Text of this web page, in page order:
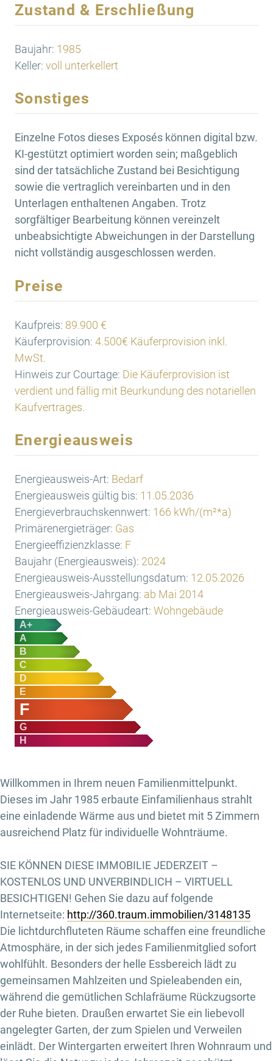
Zustand & Erschließung
Baujahr: 1985
Keller: voll unterkellert
Sonstiges
Einzelne Fotos dieses Exposés können digital bzw.
KI-gestützt optimiert worden sein; maßgeblich
sind der tatsächliche Zustand bei Besichtigung
sowie die vertraglich vereinbarten und in den
Unterlagen enthaltenen Angaben. Trotz
sorgfältiger Bearbeitung können vereinzelt
unbeabsichtigte Abweichungen in der Darstellung
nicht vollständig ausgeschlossen werden.
Preise
Kaufpreis: 89.900 €
Käuferprovision: 4.500€ Käuferprovision inkl.
MwSt.
Hinweis zur Courtage: Die Käuferprovision ist
verdient und fällig mit Beurkundung des notariellen
Kaufvertrages.
Energieausweis
Energieausweis-Art: Bedarf
Energieausweis gültig bis: 11.05.2036
Energieverbrauchskennwert: 166 kWh/(m²*a)
Primärenergieträger: Gas
Energieeffizienzklasse: F
Baujahr (Energieausweis): 2024
Energieausweis-Ausstellungsdatum: 12.05.2026
Energieausweis-Jahrgang: ab Mai 2014
Energieausweis-Gebäudeart: Wohngebäude
A+
A
B
C
D
E
F
G
H
Willkommen in Ihrem neuen Familienmittelpunkt.
Dieses im Jahr 1985 erbaute Einfamilienhaus strahlt
eine einladende Wärme aus und bietet mit 5 Zimmern
ausreichend Platz für individuelle Wohnträume.
SIE KÖNNEN DIESE IMMOBILIE JEDERZEIT –
KOSTENLOS UND UNVERBINDLICH – VIRTUELL
BESICHTIGEN! Gehen Sie dazu auf folgende
Internetseite: http://360.traum.immobilien/3148135
Die lichtdurchfluteten Räume schaffen eine freundliche
Atmosphäre, in der sich jedes Familienmitglied sofort
wohlfühlt. Besonders der helle Essbereich lädt zu
gemeinsamen Mahlzeiten und Spieleabenden ein,
während die gemütlichen Schlafräume Rückzugsorte
der Ruhe bieten. Draußen erwartet Sie ein liebevoll
angelegter Garten, der zum Spielen und Verweilen
einlädt. Der Wintergarten erweitert Ihren Wohnraum und